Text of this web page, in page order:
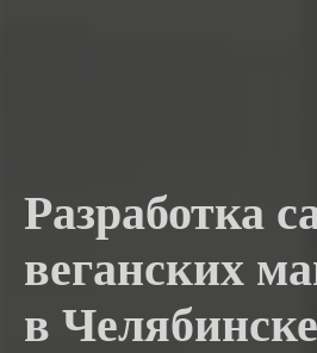
Разработка
веганских
в Челябинске